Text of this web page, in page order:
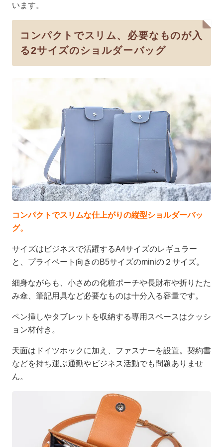
います。
コンパクトでスリム、必要なものが入
る2サイズのショルダーバッグ
コンパクトでスリムな仕上がりの縦型ショルダーバッ
グ。
サイズはビジネスで活躍するA4サイズのレギュラー
と、プライベート向きのB5サイズのminiの２サイズ。
細身ながらも、小さめの化粧ポーチや長財布や折りたた
み傘、筆記用具など必要なものは十分入る容量です。
ペン挿しやタブレットを収納する専用スペースはクッシ
ョン材付き。
天面はドイツホックに加え、ファスナーを設置。契約書
などを持ち運ぶ通勤やビジネス活動でも問題ありませ
ん。